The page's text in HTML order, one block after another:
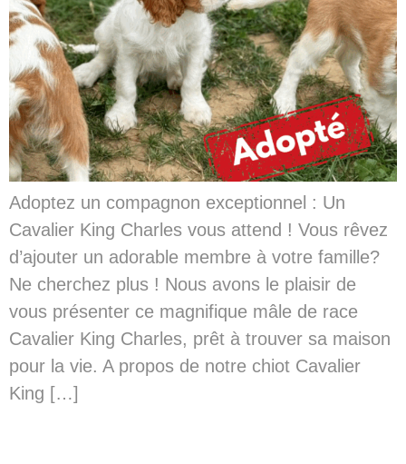
Adoptez un compagnon exceptionnel : Un
Cavalier King Charles vous attend ! Vous rêvez
d’ajouter un adorable membre à votre famille?
Ne cherchez plus ! Nous avons le plaisir de
vous présenter ce magnifique mâle de race
Cavalier King Charles, prêt à trouver sa maison
pour la vie. A propos de notre chiot Cavalier
King […]